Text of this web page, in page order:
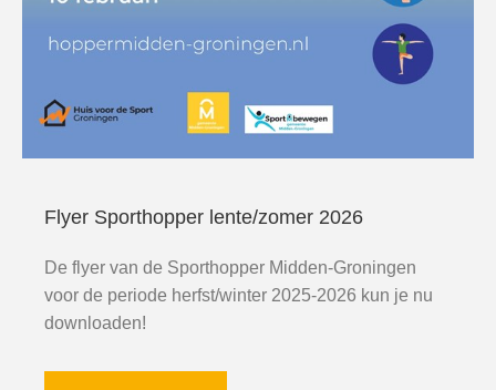
Flyer Sporthopper lente/zomer 2026
De flyer van de Sporthopper Midden-Groningen
voor de periode herfst/winter 2025-2026 kun je nu
downloaden!